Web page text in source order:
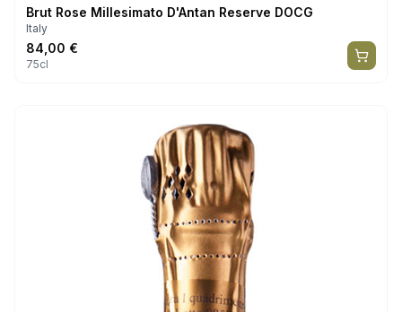
Brut Rose Millesimato D'Antan Reserve DOCG
Italy
84,00 €
75cl